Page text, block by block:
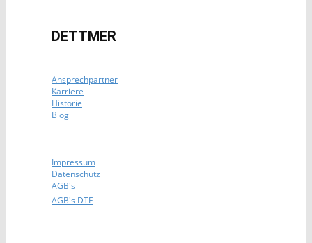
DETTMER
Ansprechpartner
Karriere
Historie
Blog
Impressum
Datenschutz
AGB's
AGB's DTE